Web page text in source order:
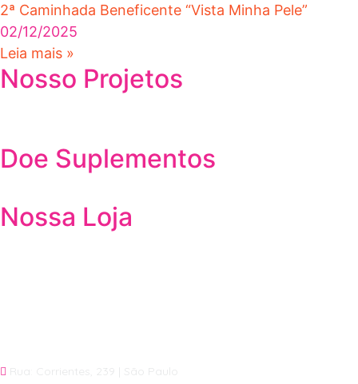
2ª Caminhada Beneficente “Vista Minha Pele”
02/12/2025
Leia mais »
Nosso Projetos
Doe Suplementos
Nossa Loja
Rua: Corrientes, 239 | São Paulo